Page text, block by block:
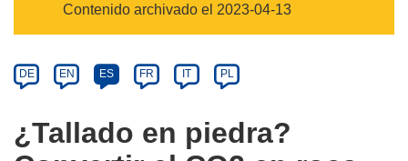
Category
Contenido archivado el 2023-04-13
Article
available
the
DE EN ES FR IT PL
¿Tallado en piedra?